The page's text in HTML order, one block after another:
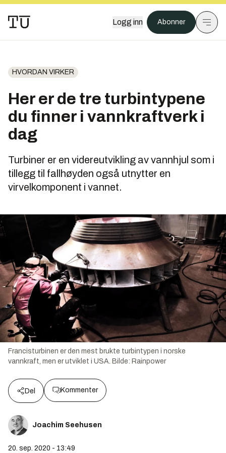
Logg inn Abonner
HVORDAN VIRKER
Her er de tre turbintypene
du finner i vannkraftverk i
dag
Turbiner er en videreutvikling av vannhjul som i
tillegg til fallhøyden også utnytter en
virvelkomponent i vannet.
Francisturbinen er den mest brukte turbintypen i norske
vannkraft, men er utviklet i USA. Bilde: Rainpower
Del Kommenter
Joachim Seehusen
20. sep. 2020 - 13:49